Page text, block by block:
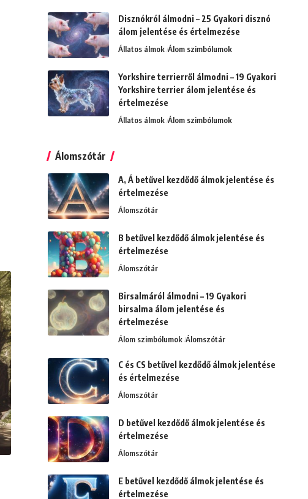
Disznókról álmodni – 25 Gyakori disznó
álom jelentése és értelmezése
Állatos álmok Álom szimbólumok
Yorkshire terrierről álmodni – 19 Gyakori
Yorkshire terrier álom jelentése és
értelmezése
Állatos álmok Álom szimbólumok
Álomszótár
A, Á betűvel kezdődő álmok jelentése és
értelmezése
Álomszótár
B betűvel kezdődő álmok jelentése és
értelmezése
Álomszótár
Birsalmáról álmodni – 19 Gyakori
birsalma álom jelentése és
értelmezése
Álom szimbólumok Álomszótár
C és CS betűvel kezdődő álmok jelentése
és értelmezése
Álomszótár
D betűvel kezdődő álmok jelentése és
értelmezése
Álomszótár
E betűvel kezdődő álmok jelentése és
értelmezése